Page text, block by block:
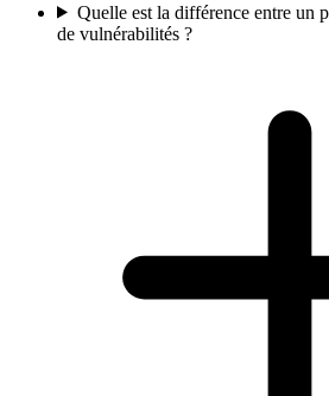
Quelle est la différence entre un
de vulnérabilités ?